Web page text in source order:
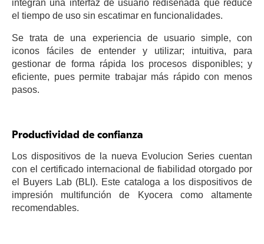
integran una interfaz de usuario rediseñada que reduce
el tiempo de uso sin escatimar en funcionalidades.
Se trata de una experiencia de usuario simple, con
iconos fáciles de entender y utilizar; intuitiva, para
gestionar de forma rápida los procesos disponibles; y
eficiente, pues permite trabajar más rápido con menos
pasos.
Productividad de confianza
Los dispositivos de la nueva Evolucion Series cuentan
con el certificado internacional de fiabilidad otorgado por
el Buyers Lab (BLI). Este cataloga a los dispositivos de
impresión multifunción de Kyocera como altamente
recomendables.